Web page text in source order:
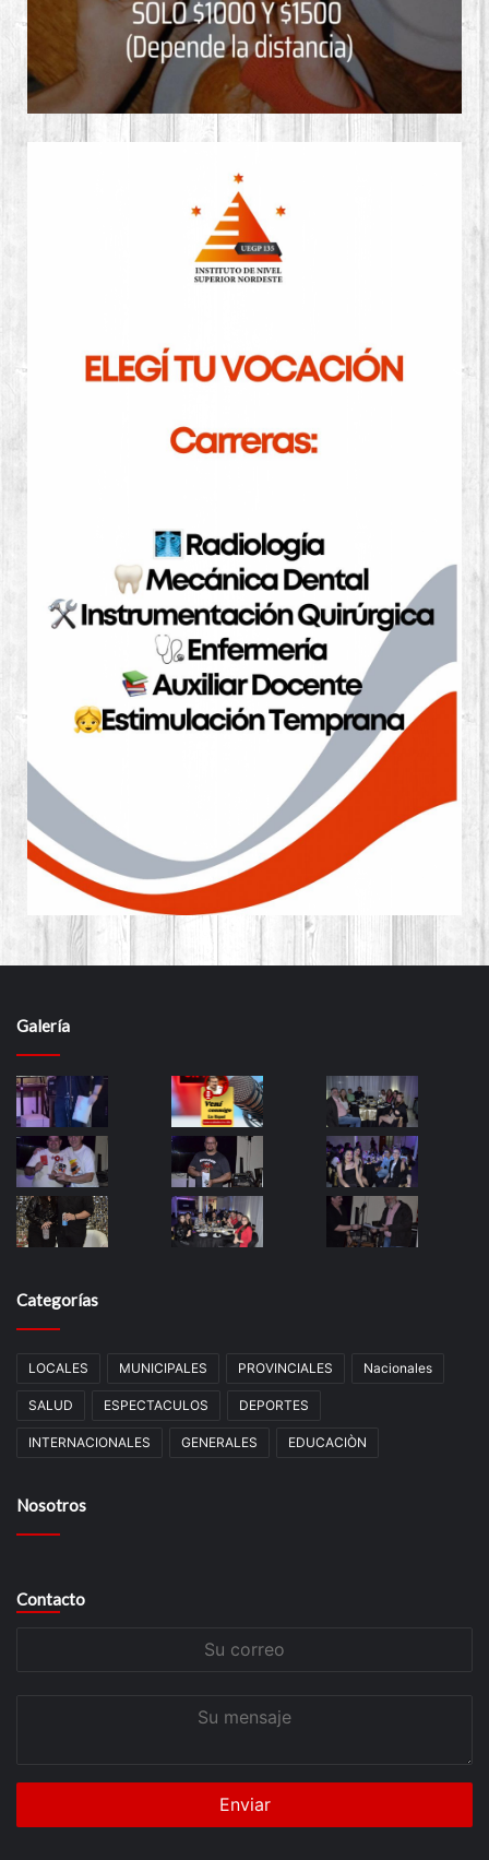
Galería
Categorías
LOCALES MUNICIPALES PROVINCIALES Nacionales
SALUD ESPECTACULOS DEPORTES
INTERNACIONALES GENERALES EDUCACIÒN
Nosotros
Contacto